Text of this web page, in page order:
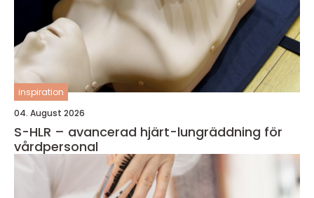
inspiration
04. August 2026
S-HLR – avancerad hjärt-lungräddning för
vårdpersonal